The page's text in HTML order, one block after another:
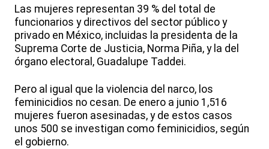
Las mujeres representan 39 % del total de
funcionarios y directivos del sector público y
privado en México, incluidas la presidenta de la
Suprema Corte de Justicia, Norma Piña, y la del
órgano electoral, Guadalupe Taddei.
Pero al igual que la violencia del narco, los
feminicidios no cesan. De enero a junio 1,516
mujeres fueron asesinadas, y de estos casos
unos 500 se investigan como feminicidios, según
el gobierno.